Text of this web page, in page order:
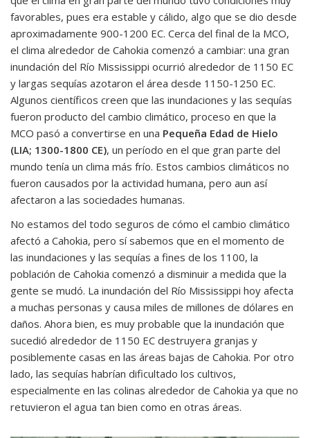
favorables, pues era estable y cálido, algo que se dio desde
aproximadamente 900-1200 EC. Cerca del final de la MCO,
el clima alrededor de Cahokia comenzó a cambiar: una gran
inundación del Río Mississippi ocurrió alrededor de 1150 EC
y largas sequías azotaron el área desde 1150-1250 EC.
Algunos científicos creen que las inundaciones y las sequías
fueron producto del cambio climático, proceso en que la
MCO pasó a convertirse en una Pequeña Edad de Hielo
(LIA; 1300-1800 CE), un período en el que gran parte del
mundo tenía un clima más frío. Estos cambios climáticos no
fueron causados por la actividad humana, pero aun así
afectaron a las sociedades humanas.
No estamos del todo seguros de cómo el cambio climático
afectó a Cahokia, pero sí sabemos que en el momento de
las inundaciones y las sequías a fines de los 1100, la
población de Cahokia comenzó a disminuir a medida que la
gente se mudó. La inundación del Río Mississippi hoy afecta
a muchas personas y causa miles de millones de dólares en
daños. Ahora bien, es muy probable que la inundación que
sucedió alrededor de 1150 EC destruyera granjas y
posiblemente casas en las áreas bajas de Cahokia. Por otro
lado, las sequías habrían dificultado los cultivos,
especialmente en las colinas alrededor de Cahokia ya que no
retuvieron el agua tan bien como en otras áreas.